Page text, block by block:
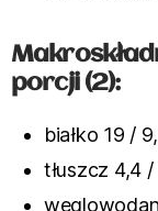
porcji (2):
białko 19 /
tłuszcz 4,4